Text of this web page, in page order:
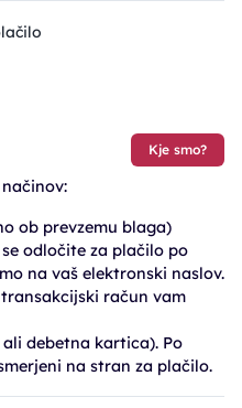
Kje smo?
ob prevzemu blaga)
se odločite za plačilo po
na vaš elektronski naslov.
račun vam
debetna kartica). Po
na stran za plačilo.